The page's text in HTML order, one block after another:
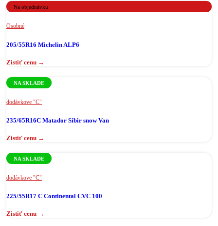
Na objednávku
Osobné
205/55R16 Michelin ALP6
NA SKLADE
dodávkove "C"
235/65R16C Matador Sibir snow Van
NA SKLADE
dodávkove "C"
225/55R17 C Continental CVC 100